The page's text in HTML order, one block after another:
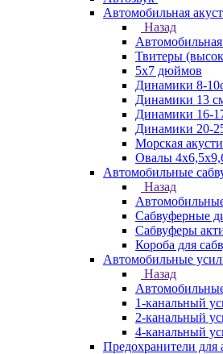
Автомобильная
Назад
Автомобильная
Твитеры
5x7 дюймов
Динамики 8-
Динамики 13
Динамики 16-
Динамики 20-
Морская
Овалы
Автомобильные
Назад
Сабвуферные
Сабвуферы
Короба для
Автомобильные
Назад
1-канальный
2-канальный
4-канальный
Предохранители для